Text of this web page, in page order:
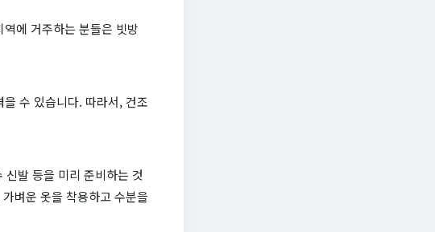
에 거주하는 분들은 빗방
수 있습니다. 따라서, 건조
발 등을 미리 준비하는 것
벼운 옷을 착용하고 수분을